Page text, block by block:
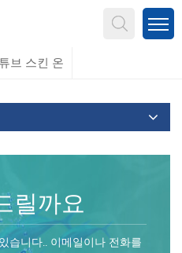
브 스킨 온
릴까요
습니다.. 이메일이나 전화를